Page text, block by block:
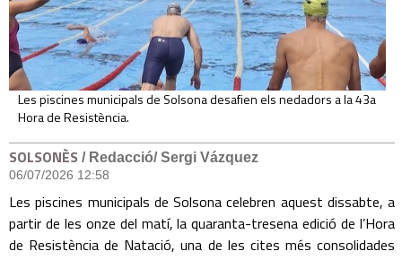
Les piscines municipals de Solsona desafien els nedadors a la 43a
Hora de Resistència.
SOLSONÈS / Redacció/ Sergi Vázquez
06/07/2026 12:58
Les piscines municipals de Solsona celebren aquest dissabte, a
partir de les onze del matí, la quaranta-tresena edició de l’Hora
de Resistència de Natació, una de les cites més consolidades